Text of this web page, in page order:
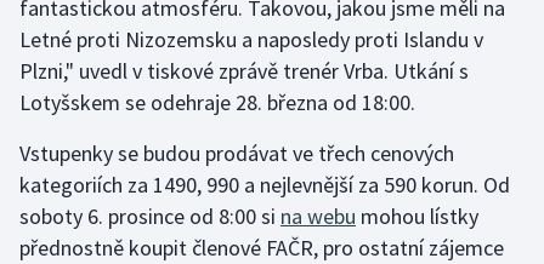
Házená
Jezdectví
Judo
Krasobruslení
fantastickou atmosféru. Takovou, jakou jsme měli na
Letné proti Nizozemsku a naposledy proti Islandu v
Plzni," uvedl v tiskové zprávě trenér Vrba. Utkání s
Lotyšskem se odehraje 28. března od 18:00.
Vstupenky se budou prodávat ve třech cenových
kategoriích za 1490, 990 a nejlevnější za 590 korun. Od
soboty 6. prosince od 8:00 si na webu mohou lístky
přednostně koupit členové FAČR, pro ostatní zájemce